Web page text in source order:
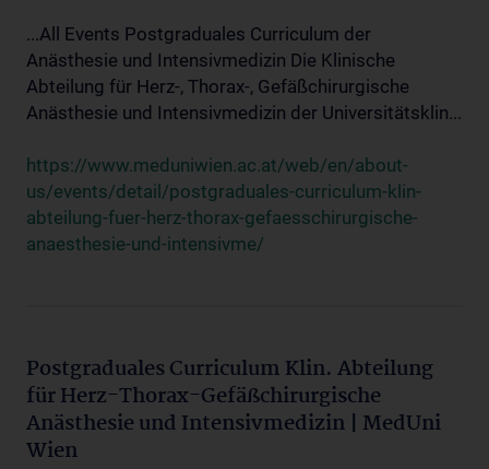
...All Events Postgraduales Curriculum der
Anästhesie und Intensivmedizin Die Klinische
Abteilung für Herz-, Thorax-, Gefäßchirurgische
Anästhesie und Intensivmedizin der Universitätsklin...
https://www.meduniwien.ac.at/web/en/about-
us/events/detail/postgraduales-curriculum-klin-
abteilung-fuer-herz-thorax-gefaesschirurgische-
anaesthesie-und-intensivme/
Postgraduales Curriculum Klin. Abteilung
für Herz-Thorax-Gefäßchirurgische
Anästhesie und Intensivmedizin | MedUni
Wien